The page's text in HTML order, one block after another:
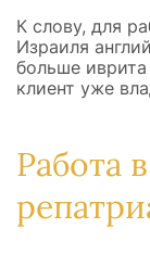
К слову, для
Израиля
больше
клиент уже
Работа